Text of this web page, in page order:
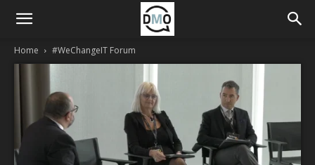
Home #WeChangeIT Forum